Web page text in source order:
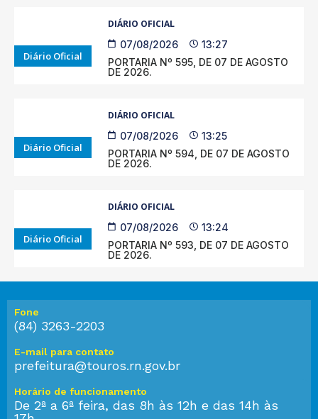
Diário Oficial
DIÁRIO OFICIAL
07/08/2026
13:27
PORTARIA Nº 595, DE 07 DE AGOSTO
DE 2026.
Diário Oficial
DIÁRIO OFICIAL
07/08/2026
13:25
PORTARIA Nº 594, DE 07 DE AGOSTO
DE 2026.
Diário Oficial
DIÁRIO OFICIAL
07/08/2026
13:24
PORTARIA Nº 593, DE 07 DE AGOSTO
DE 2026.
Fone
(84) 3263-2203
E-mail para contato
prefeitura@touros.rn.gov.br
Horário de funcionamento
De 2ª a 6ª feira, das 8h às 12h e das 14h às